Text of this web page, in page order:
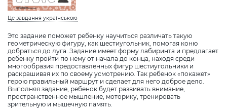
Це завдання українською
Это задание поможет ребенку научиться различать такую
геометрическую фигуру, как шестиугольник, помогая коню
добраться до луга. Задание имеет форму лабиринта и предлагает
ребенку пройти по нему от начала до конца, находя среди
многообразия предоставленных фигур шестиугольники и
раскрашивая их по своему усмотрению. Так ребенок «покажет»
герою правильный маршрут и сделает для него доброе дело.
Выполняя задание, ребенок будет развивать внимание,
пространственное мышление, моторику, тренировать
зрительную и мышечную память.